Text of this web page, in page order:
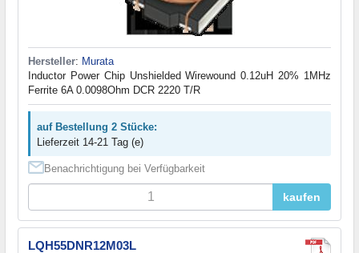
Hersteller: Murata
Inductor Power Chip Unshielded Wirewound 0.12uH 20% 1MHz
Ferrite 6A 0.0098Ohm DCR 2220 T/R
auf Bestellung 2 Stücke:
Lieferzeit 14-21 Tag (e)
Benachrichtigung bei Verfügbarkeit
kaufen
LQH55DNR12M03L